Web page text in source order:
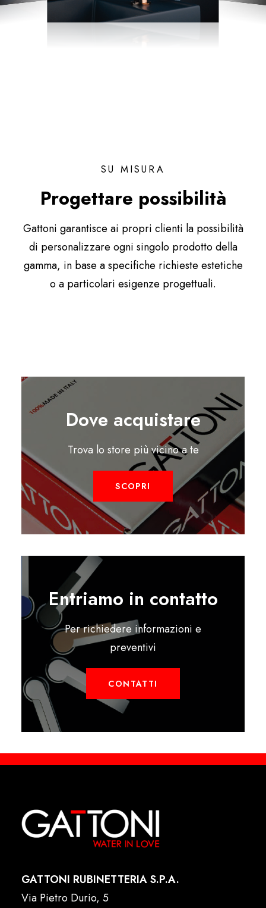
SU MISURA
Progettare possibilità
Gattoni garantisce ai propri clienti la possibilità
di personalizzare ogni singolo prodotto della
gamma, in base a specifiche richieste estetiche
o a particolari esigenze progettuali.
Dove acquistare
Trova lo store più vicino a te
SCOPRI
Entriamo in contatto
Per richiedere informazioni e
preventivi
CONTATTI
GATTONI RUBINETTERIA S.P.A.
Via Pietro Durio, 5